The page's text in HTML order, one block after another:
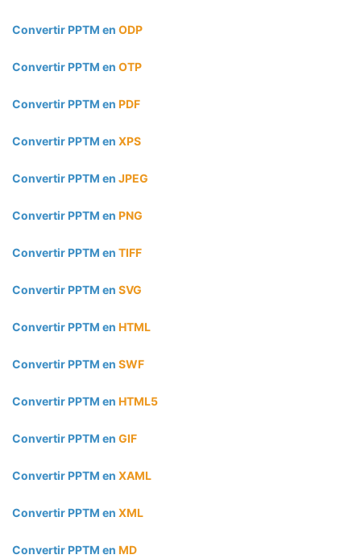
Convertir PPTM en ODP
Convertir PPTM en OTP
Convertir PPTM en PDF
Convertir PPTM en XPS
Convertir PPTM en JPEG
Convertir PPTM en PNG
Convertir PPTM en TIFF
Convertir PPTM en SVG
Convertir PPTM en HTML
Convertir PPTM en SWF
Convertir PPTM en HTML5
Convertir PPTM en GIF
Convertir PPTM en XAML
Convertir PPTM en XML
Convertir PPTM en MD